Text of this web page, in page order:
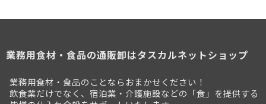
業務用食材・食品の通販卸はタスカルネットショップ
業務用食材・食品のことならおまかせください！
飲食業だけでなく、宿泊業・介護施設などの「食」を提供する